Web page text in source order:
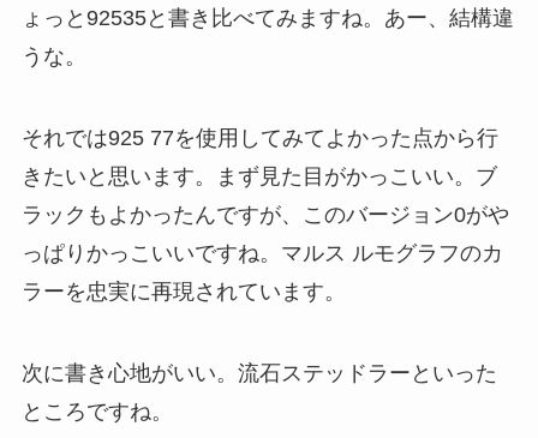
ょっと92535と書き比べてみますね。あー、結構違
うな。
それでは925 77を使用してみてよかった点から行
きたいと思います。まず見た目がかっこいい。ブ
ラックもよかったんですが、このバージョン0がや
っぱりかっこいいですね。マルス ルモグラフのカ
ラーを忠実に再現されています。
次に書き心地がいい。流石ステッドラーといった
ところですね。